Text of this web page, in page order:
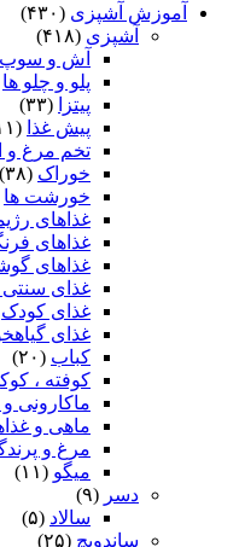
آموزش آشپزی (۴۳۰)
آشپزی (۴۱۸)
آش و سوپ
پلو و چلو ها
پیتزا
(۳۳)
پیش غذا (۱۱)
تخم مرغ و
خوراک (۳۸)
خورشت ها
غذاهای
غذاهای
غذاهای
غذای سنتی
غذای کودک
غذای
کباب (۲۰)
کوفته ،
ماکارونی و
ماهی و
مرغ و
میگو (۱۱)
دسر (۹)
سالاد (۵)
ساندویچ (۲۵)